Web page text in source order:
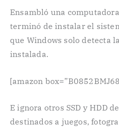
Ensambló una
terminó de instalar el
que Windows solo detecta
instalada.
[amazon
E ignora otros SSD y HDD
destinados a juegos,